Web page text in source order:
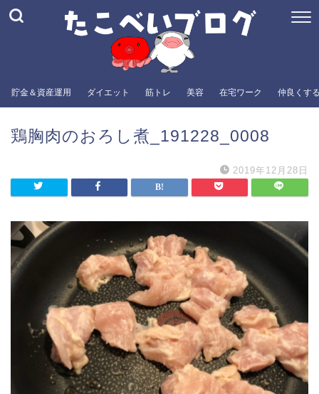
貯金＆資産運用 ダイエット 筋トレ 美容 在宅ワーク 仲良くす
鶏胸肉のおろし煮_191228_0008
2019年12月28日